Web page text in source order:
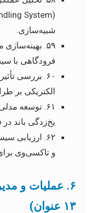
شبیه‌سازی.
۵۹.
فرودگاهی با
۶۰. بررسی
الکتریکی بر
۶۱. توسعه
یخ‌زدگی باند
۶۲. ارزیابی
و تاکسی‌وی
۶. عملیات و
۱۳ عنوان)